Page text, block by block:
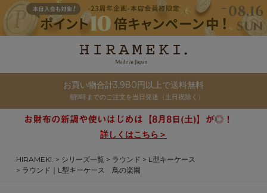
お買い物合計3,980円以上で送料無料
朝9時までのご注文を当日発送（土日祝除く）
詳しくはこちら＞
HIRAMEKI. シリーズ一覧 ラウンド
L型キーケース
ラウンド｜L型キーケース 鳥の楽園